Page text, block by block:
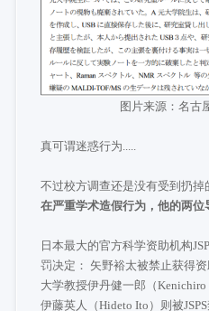
图片来源：名古
真可谓迷惑行为.....
不过校方调查还是没有受到扔掉
在严重学术造假行为，他的两位
日本最大的官方科学资助机构
罚决定： 矢野裕太被禁止获得
大学教授伊丹健一郎 （
伊藤英人（Hideto Ito）则被JSPS